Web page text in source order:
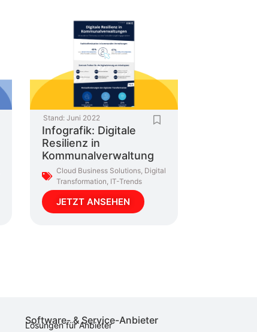
Stand: Juni 2022
Infografik: Digitale
Resilienz in
Kommunalverwaltung
Cloud Business Solutions, Digital
Transformation IT-Trends
JETZT ANSEHEN
Software- & Service-Anbieter
Lösungen für Anbieter